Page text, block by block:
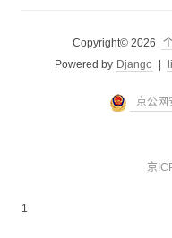
Copyright© 2026
Powered by Django
京公
京
1